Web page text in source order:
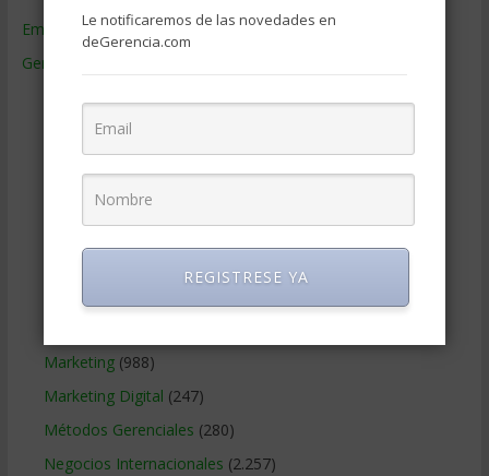
Empresas de Gerencia(38)
Gerencia
Contabilidad(466)
Educacion Gerencial(454)
Estrategia Empresarial
Finanzas Corporativas(748)
Marketing(988)
Marketing Digital (247)
Métodos Gerenciales (280)
Negocios Internacionales (2.257)
Le notificaremos de las novedades en
deGerencia.com
REGISTRESE YA